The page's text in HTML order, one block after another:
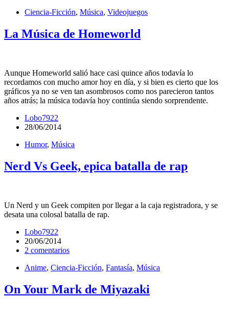
Ciencia-Ficción, Música, Videojuegos
La Música de Homeworld
Aunque Homeworld salió hace casi quince años todavía lo
recordamos con mucho amor hoy en día, y si bien es cierto que los
gráficos ya no se ven tan asombrosos como nos parecieron tantos
años atrás; la música todavía hoy continúa siendo sorprendente.
Lobo7922
28/06/2014
Humor, Música
Nerd Vs Geek, epica batalla de rap
Un Nerd y un Geek compiten por llegar a la caja registradora, y se
desata una colosal batalla de rap.
Lobo7922
20/06/2014
2 comentarios
Anime, Ciencia-Ficción, Fantasía, Música
On Your Mark de Miyazaki